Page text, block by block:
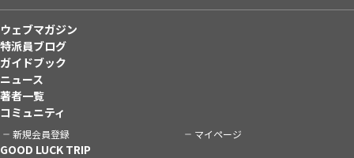
ウェブマガジン
特派員ブログ
ガイドブック
ニュース
著者一覧
コミュニティ
新規会員登録 マイページ
GOOD LUCK TRIP